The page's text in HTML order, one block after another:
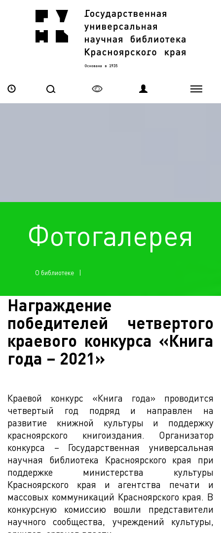
Фотогалерея
О библиотеке
Награждение
победителей четвертого
краевого конкурса «Книга
года – 2021»
Краевой конкурс «Книга года» проводится
четвертый год подряд и направлен на
развитие книжной культуры и поддержку
красноярского книгоиздания. Организатор
конкурса – Государственная универсальная
научная библиотека Красноярского края при
поддержке министерства культуры
Красноярского края и агентства печати и
массовых коммуникаций Красноярского края. В
конкурсную комиссию вошли представители
научного сообщества, учреждений культуры,